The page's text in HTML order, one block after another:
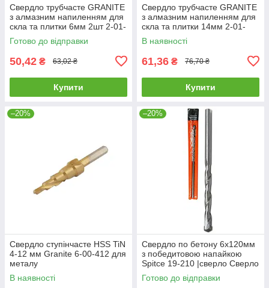
Свердло трубчасте GRANITE
з алмазним напиленням для
скла та плитки 6мм 2шт 2-01-
206 |Сверло трубчатое
GRANITE с алмазным
Готово до відправки
50,42 ₴ 63,02 ₴
Купити
Свердло трубчасте GRANITE
з алмазним напиленням для
скла та плитки 14мм 2-01-
214 |Сверло трубчатое
GRANITE с алмазным
В наявності
61,36 ₴ 76,70 ₴
Купити
–20%
Свердло ступінчасте HSS TiN
4-12 мм Granite 6-00-412 для
металу
В наявності
–20%
Свердло по бетону 6х120мм
з победитовою напайкою
Spitce 19-210 |сверло Сверло
по бетону 6х120мм с
победитовой напайкой Spitce
Готово до відправки